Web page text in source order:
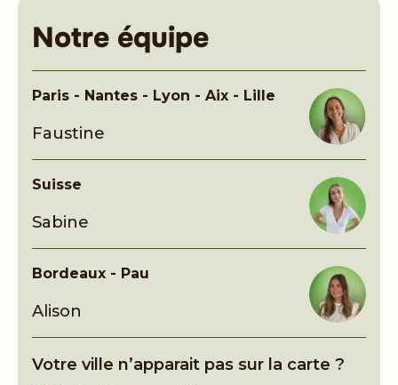
Notre équipe
Paris - Nantes - Lyon - Aix - Lille
Faustine
Suisse
Sabine
Bordeaux - Pau
Alison
Votre ville n’apparait pas sur la carte ?